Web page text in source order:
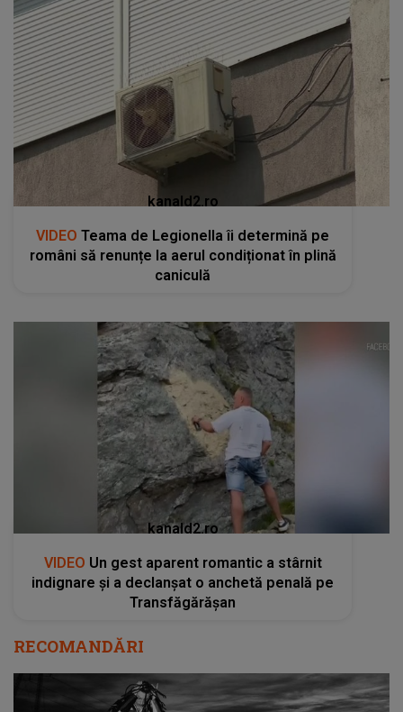
kanald2.ro
VIDEO Teama de Legionella îi determină pe
români să renunțe la aerul condiționat în plină
caniculă
kanald2.ro
VIDEO Un gest aparent romantic a stârnit
indignare și a declanșat o anchetă penală pe
Transfăgărășan
RECOMANDĂRI